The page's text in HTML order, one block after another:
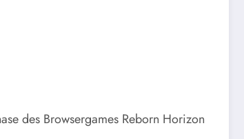
des Browsergames Reborn Horizon